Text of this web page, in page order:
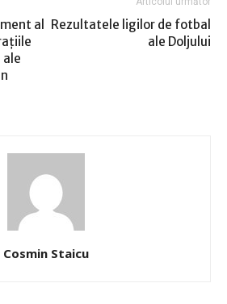
al
ale
Rezultatele ligilor de fotbal
ale Doljului
Cosmin Staicu